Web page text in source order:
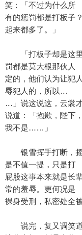
笑：「不过为什么所
有的惩罚都是打板子
起来都多了。」
「打板子却是这里
罚都是莫大根那伙人
定的，他们认为让犯
辱犯人的，所以…
…」说这说这，云裳
说道：「抱歉，陛下，
我不是……」
银雪挥手打断，摇
是不值一提，只是打
屁股这事本来就是长
常的羞辱。更何况是
裸身受刑，私密处全
说完，复又调笑道